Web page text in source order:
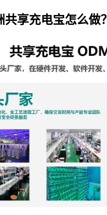
共享充电宝怎么做？